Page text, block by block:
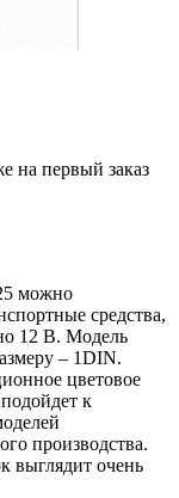
на первый заказ
можно
средства,
12 В. Модель
– 1DIN.
цветовое
к
производства.
выглядит очень